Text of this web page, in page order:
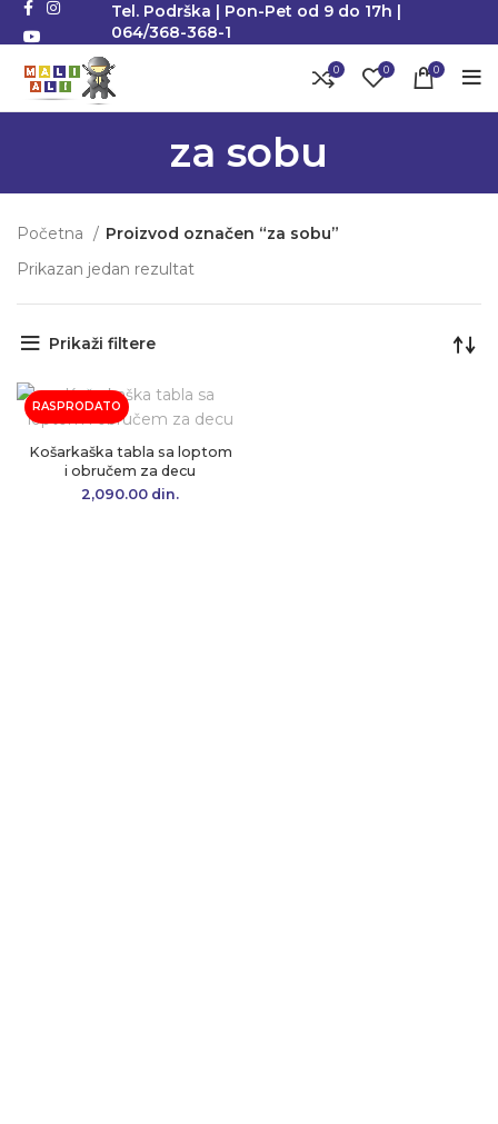
Tel. Podrška | Pon-Pet od 9 do 17h |
064/368-368-1
0 0 0
za sobu
Početna
Proizvod označen “za sobu”
Prikazan jedan rezultat
Prikaži filtere
RASPRODATO
Košarkaška tabla sa loptom
i obručem za decu
2,090.00 din.